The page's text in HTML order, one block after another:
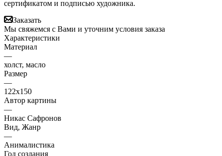
сертификатом и подписью художника.
Заказать
Мы свяжемся с Вами и уточним условия заказа
Характеристики
Материал
—
холст, масло
Размер
—
122х150
Автор картины
—
Никас Сафронов
Вид, Жанр
—
Анималистика
Год создания